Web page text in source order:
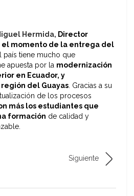
Hermida, Director
el momento de la entrega del
país tiene mucho que
apuesta por la modernización
en Ecuador, y
del Guayas. Gracias a su
de los procesos
más los estudiantes que
formación de calidad y
Siguiente